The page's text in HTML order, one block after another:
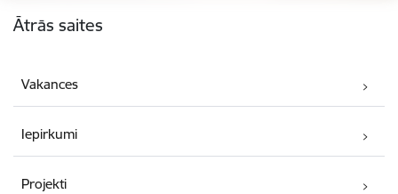
Ātrās saites
Vakances
Iepirkumi
Projekti